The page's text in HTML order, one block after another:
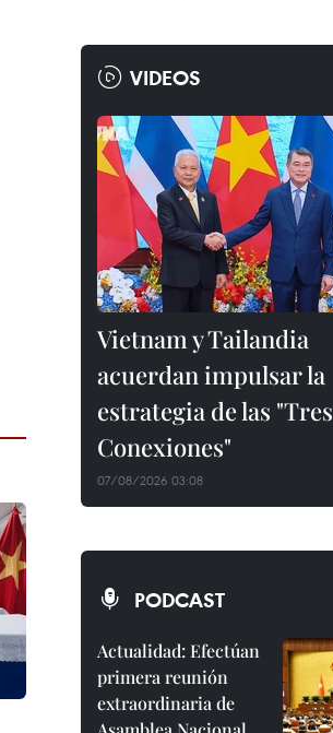
VIDEOS
Vietnam y Tailandia
acuerdan impulsar la
estrategia de las "Tres
Conexiones"
07/08/2026 03:08
PODCAST
Actualidad: Efectúan
primera reunión
extraordinaria de